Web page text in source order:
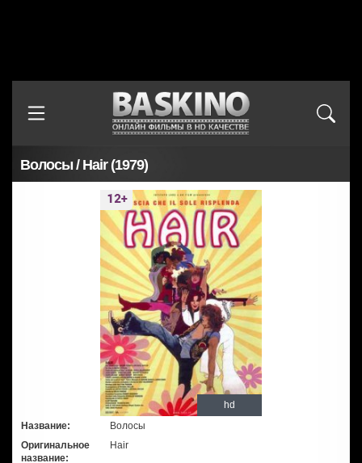
Волосы / Hair (1979)
hd
Название:
Волосы
Оригинальное
название:
Hair